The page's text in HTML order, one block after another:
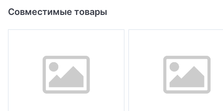
Совместимые товары